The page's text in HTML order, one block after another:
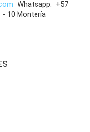
Whatsapp: +57
- 10 Montería